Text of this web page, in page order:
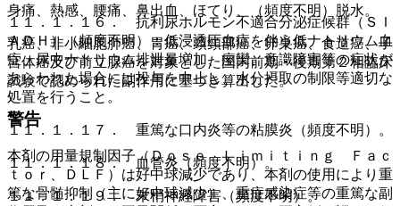
身痛、熱感、腰痛、鼻出血、ほてり、（頻度不明）脱水。
乳癌、非小細胞肺癌、胃癌、頭頸部癌、卵巣癌、食道癌、子
宮体癌及び前立腺癌を対象とした国内前期・後期第２相臨床
試験で認められた副作用に基づき算出した。
警告
本剤の用量規制因子（Ｄｏｓｅ Ｌｉｍｉｔｉｎｇ Ｆａｃ
ｔｏｒ、ＤＬＦ）は好中球減少であり、本剤の使用により重
篤な骨髄抑制（主に好中球減少）、重症感染症等の重篤な副
１１．１．１６． 抗利尿ホルモン不適合分泌症候群（ＳＩ
ＡＤＨ）（頻度不明）：低浸透圧血症を伴う低ナトリウム血
症、尿中ナトリウム排泄量増加、痙攣、意識障害等の症状が
あらわれた場合には投与を中止し、水分摂取の制限等適切な
処置を行うこと。
１１．１．１７． 重篤な口内炎等の粘膜炎（頻度不明）。
１１．１．１８． 血管炎（頻度不明）。
１１．１．１９． 末梢神経障害（頻度不明）。